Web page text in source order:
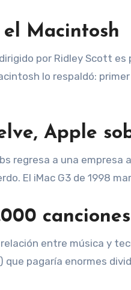
el Macintosh
por Ridley Scott
lo respaldó:
Apple
regresa a una empresa
El iMac G3 de 1998
entre música y
pagaría enormes